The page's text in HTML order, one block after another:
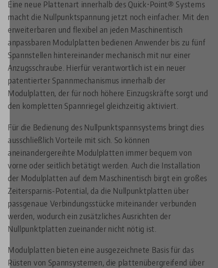
Eine neue Plattenart innerhalb des Quick•Point® Systems
macht die Nullpunktspannung jetzt noch einfacher. Mit den
erweiterbaren und flexibel an jeden Maschinentisch
anpassbaren Modulplatten bedienen Anwender bis zu fünf
Spannstellen hintereinander mechanisch mit nur einer
Anzugsschraube. Hierfür verantwortlich ist ein neuer
patentierter Spannmechanismus innerhalb der
Modulplatten, der für noch höhere Einzugskräfte sorgt und
den kompletten Spannriegel gleichzeitig aktiviert.
Für die Bedienung des Nullpunktspannsystems bringt dies
ausschließlich Vorteile mit sich. So können
aneinandergereihte Modulplatten immer bequem von
vorne oder seitlich betätigt werden. Auch die Installation
der Modulplatten auf dem Maschinentisch birgt ein großes
Zeitersparnis-Potential, da die Nullpunktplatten über
passgenaue Verbindungsstücke miteinander verbunden
werden, wodurch ein zusätzliches Ausrichten der
Nullpunktplatten zueinander nicht nötig ist.
Modulplatten bieten eine ausgezeichnete Basis für das
Rüsten von Spannsystemen, die plattenübergreifend über